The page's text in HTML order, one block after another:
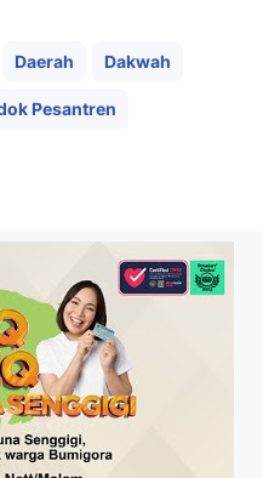
Daerah Dakwah
Pesantren